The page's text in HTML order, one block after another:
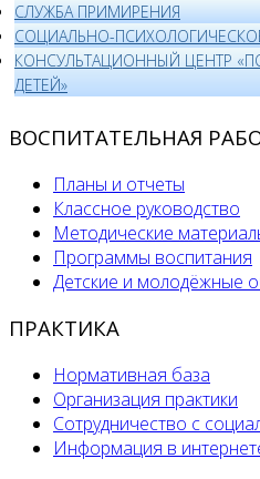
СЛУЖБА ПРИМИРЕНИЯ
СОЦИАЛЬНО-
КОНСУЛЬТАЦИОННЫЙ ЦЕНТР
ДЕТЕЙ»
ВОСПИТАТЕЛЬНАЯ
Планы и отчеты
Классное руководство
Методические
Программы воспитания
Детские и молодёжные
ПРАКТИКА
Нормативная база
Организация практики
Сотрудничество с
Информация в